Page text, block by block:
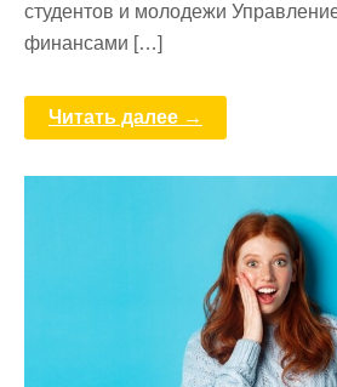
студентов и молодежи
финансами […]
Читать далее →